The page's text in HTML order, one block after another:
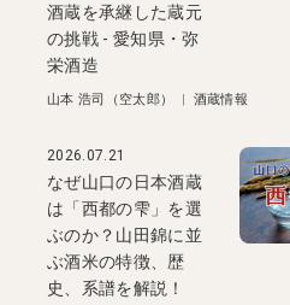
酒蔵を承継した蔵元
の挑戦 - 愛知県・弥
栄酒造
山本 浩司（空太郎） | 酒蔵情報
2026.07.21
なぜ山口の日本酒蔵
は「西都の雫」を選
ぶのか？山田錦に並
ぶ酒米の特徴、歴
史、系譜を解説！